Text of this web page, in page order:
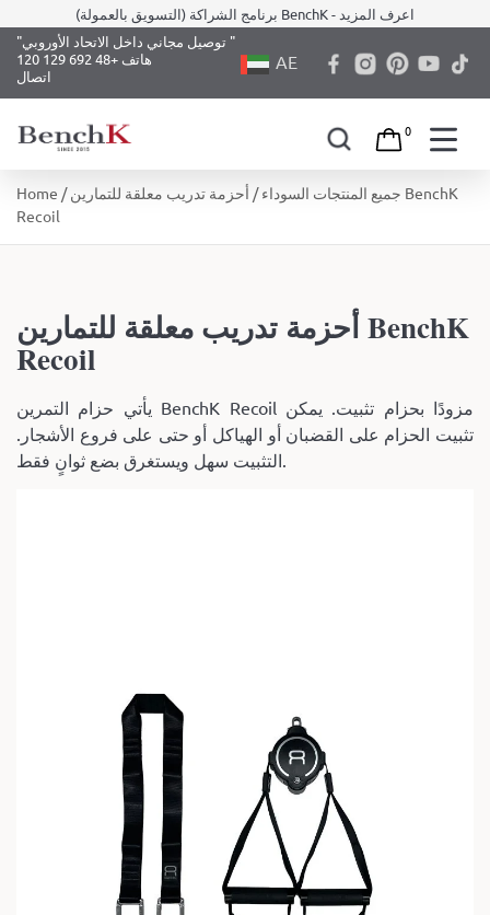
content
برنامج الشراكة (التسويق بالعمولة) BenchK - اعرف المزيد
"توصيل مجاني داخل الاتحاد الأوروبي "
هاتف +48 692 129 120
اتصال
AE
0
Home / جميع المنتجات السوداء/ أحزمة تدريب معلقة للتمارين BenchK
Recoil
أحزمة تدريب معلقة للتمارين BenchK
Recoil
يأتي حزام التمرين BenchK Recoil مزودًا بحزام تثبيت. يمكن
تثبيت الحزام على القضبان أو الهياكل أو حتى على فروع الأشجار.
التثبيت سهل ويستغرق بضع ثوانٍ فقط.